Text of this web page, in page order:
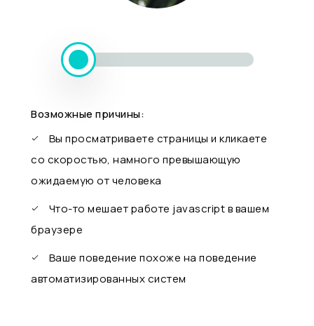
Возможные причины:
Вы просматриваете страницы и кликаете
со скоростью, намного превышающую
ожидаемую от человека
Что-то мешает работе javascript в вашем
браузере
Ваше поведение похоже на поведение
автоматизированных систем